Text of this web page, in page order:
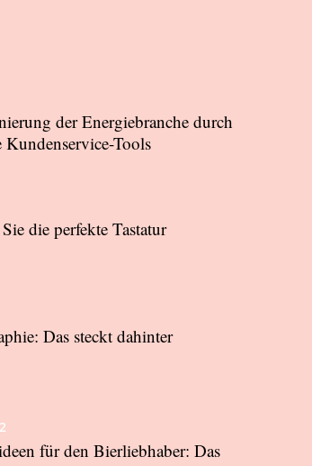
der Energiebranche durch
Tools
die perfekte Tastatur
Das steckt dahinter
für den Bierliebhaber: Das